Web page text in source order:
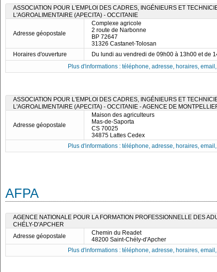
ASSOCIATION POUR L'EMPLOI DES CADRES, INGÉNIEURS ET
L'AGROALIMENTAIRE (APECITA) - OCCITANIE
Adresse géopostale
Complexe agricole
2 route de Narbonne
BP 72647
31326 Castanet-Tolosan
Horaires d'ouverture
Du lundi au vendredi de 09h00 à 13h00 et de
Plus d'informations : téléphone, adresse, horaires,
ASSOCIATION POUR L'EMPLOI DES CADRES, INGÉNIEURS ET
L'AGROALIMENTAIRE (APECITA) - OCCITANIE - AGENCE DE
Adresse géopostale
Maison des agriculteurs
Mas-de-Saporta
CS 70025
34875 Lattes Cedex
Plus d'informations : téléphone, adresse, horaires,
AFPA
AGENCE NATIONALE POUR LA FORMATION PROFESSIONNELLE DES
CHÉLY-D'APCHER
Adresse géopostale
Chemin du Readet
48200 Saint-Chély-d'Apcher
Plus d'informations : téléphone, adresse, horaires,